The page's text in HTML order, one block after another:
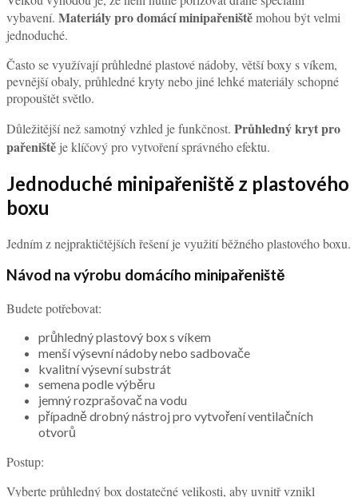
vybavení. Materiály pro domácí minipařeništěmohou být velmi
jednoduché.
Často se využívají průhledné plastové nádoby, větší boxy s víkem,
pevnější obaly, průhledné kryty nebo jiné lehké materiály schopné
propouštět světlo.
Důležitější než samotný vzhled je funkčnost. Průhledný kryt pro
pařeniště je klíčový pro vytvoření správného efektu.
Jednoduché minipařeniště z plastového
boxu
Jedním z nejpraktičtějších řešení je využití běžného plastového boxu.
Návod na výrobu domácího minipařeniště
Budete potřebovat:
průhledný plastový box s víkem
menší výsevní nádoby nebo sadbovače
kvalitní výsevní substrát
semena podle výběru
jemný rozprašovač na vodu
případně drobný nástroj pro vytvoření ventilačních
otvorů
Postup:
Vyberte průhledný box dostatečné velikosti, aby uvnitř vznikl